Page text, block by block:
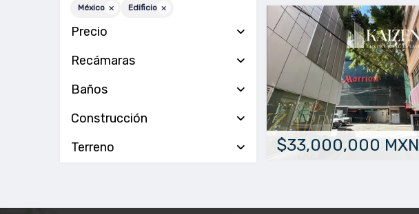
México Edificio
Precio
Recámaras
Baños
Construcción
Terreno
$33,000,000 MXN